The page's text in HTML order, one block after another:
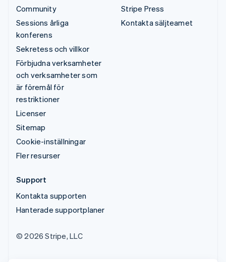
Community
Sessions årliga
konferens
Sekretess och villkor
Förbjudna verksamheter
och verksamheter som
är föremål för
restriktioner
Licenser
Sitemap
Cookie-inställningar
Fler resurser
Stripe Press
Kontakta säljteamet
Support
Kontakta supporten
Hanterade supportplaner
© 2026 Stripe, LLC